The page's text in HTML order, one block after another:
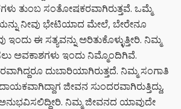
ತುಂಬ ಸಂತೋಷಕರವಾಗಿರುತ್ತವೆ. ಒಮ್ಮೆ
ನೀವು ಭೇಟಿಯಾದ ಮೇಲೆ, ಬೇರೇನೂ
ಇಂದು ಈ ಸತ್ಯವನ್ನು ಅರಿತುಕೊಳ್ಳುತ್ತೀರಿ. ನಿಮ್ಮ
ಅವಕಾಶಗಳು ಇಂದು ನಿಮ್ಮೊಂದಿಗಿವೆ.
ದುಬಾರಿಯಾಗಿರುತ್ತದೆ. ನಿಮ್ಮ ಸಂಗಾತಿ
ಜೀವನ ಸುಂದರವಾಗಿರುತ್ತಿದ್ದು,
ಅನುಭವಿಸಲಿದ್ದೀರಿ. ನಿಮ್ಮ ಜೀವನದ ಯಾವುದೇ